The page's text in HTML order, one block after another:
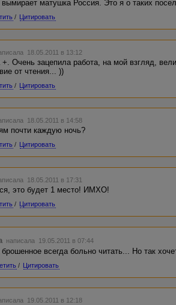
матушка Россия. Это я о таких
/ Цитировать
18.05.2011 в 13:12
+. Очень зацепила работа, на мой взгляд,
от чтения... ))
/ Цитировать
18.05.2011 в 14:58
почти каждую ночь?
/ Цитировать
18.05.2011 в 17:31
это будет 1 место! ИМХО!
/ Цитировать
написала 19.05.2011 в 07:44
всегда больно читать... Но так
/ Цитировать
19.05.2011 в 12:18